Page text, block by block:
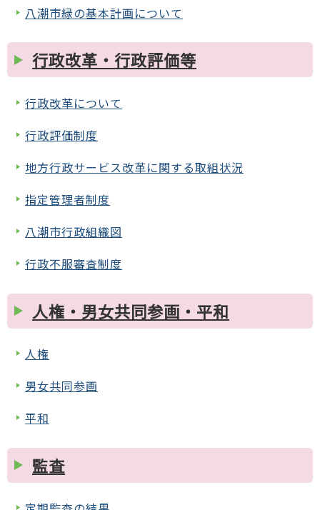
八潮市緑の基本計画について
行政改革・行政評価等
行政改革について
行政評価制度
地方行政サービス改革に関する取組状況
指定管理者制度
八潮市行政組織図
行政不服審査制度
人権・男女共同参画・平和
人権
男女共同参画
平和
監査